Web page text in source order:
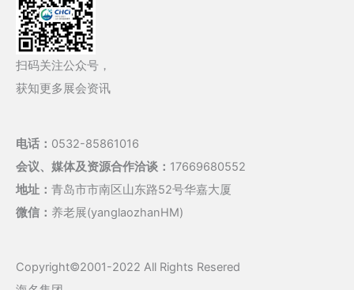
扫码关注公众号，
获知更多展会资讯
电话： 0532-85861016
会议、媒体及资源合作洽谈： 17669680552
地址： 青岛市市南区山东路52号华嘉大厦
微信： 养老展(yanglaozhanHM)
Copyright©2001-2022 All Rights Resered